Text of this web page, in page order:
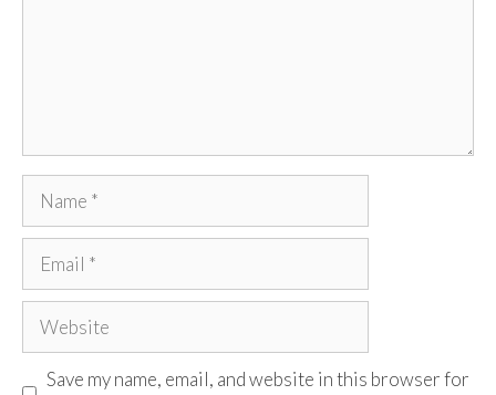
Name
Email
Website
Save my name, email, and website in this browser for